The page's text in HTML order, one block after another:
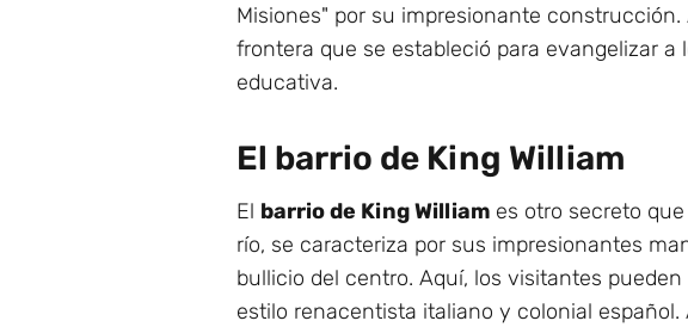
Misiones" por su impresionante
frontera que se estableció para evangelizar
educativa.
El barrio de King William
El barrio de King William es otro secreto
río, se caracteriza por sus impresionantes
bullicio del centro. Aquí, los visitantes
estilo renacentista italiano y colonial español.